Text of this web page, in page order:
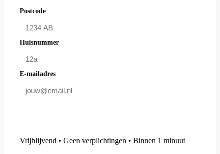
Postcode
Huisnummer
E-mailadres
Vrijblijvend • Geen verplichtingen • Binnen 1 minuut